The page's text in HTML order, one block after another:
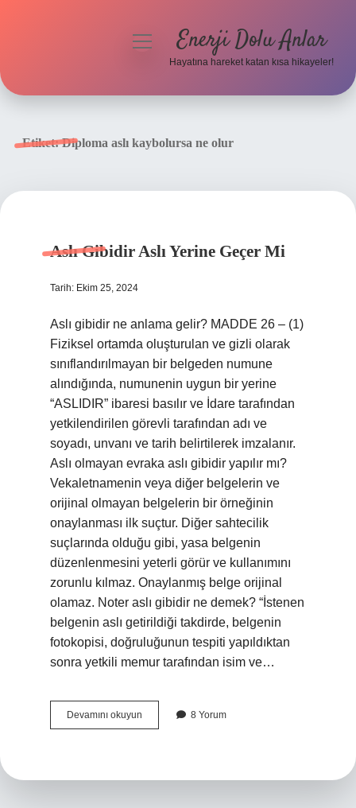
menüyüEnerji Dolu Anlar
Hayatına hareket katan kısa hikayeler!
Etiket:Diploma aslı kaybolursa ne olur
Aslı Gibidir Aslı Yerine Geçer Mi
Tarih: Ekim 25, 2024
Aslı gibidir ne anlama gelir? MADDE 26 – (1)
Fiziksel ortamda oluşturulan ve gizli olarak
sınıflandırılmayan bir belgeden numune
alındığında, numunenin uygun bir yerine
“ASLIDIR” ibaresi basılır ve İdare tarafından
yetkilendirilen görevli tarafından adı ve
soyadı, unvanı ve tarih belirtilerek imzalanır.
Aslı olmayan evraka aslı gibidir yapılır mı?
Vekaletnamenin veya diğer belgelerin ve
orijinal olmayan belgelerin bir örneğinin
onaylanması ilk suçtur. Diğer sahtecilik
suçlarında olduğu gibi, yasa belgenin
düzenlenmesini yeterli görür ve kullanımını
zorunlu kılmaz. Onaylanmış belge orijinal
olamaz. Noter aslı gibidir ne demek? “İstenen
belgenin aslı getirildiği takdirde, belgenin
fotokopisi, doğruluğunun tespiti yapıldıktan
sonra yetkili memur tarafından isim ve…
Devamını okuyun
Gibidir
8 Yorum